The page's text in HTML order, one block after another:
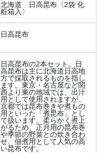
北海道 日高昆布〈2袋 化
粧箱入〉
日高昆布
日高昆布の2本セット。日
高昆布は主に北海道日高地
方で採取されるものを指し
ます。東京・名古屋など関
西より東の地域では、出汁
用として使用されますが、
京都では昆布巻きや煮もの
用といった「煮昆布」とし
て扱います。柔らかく煮上
がるため、正月用の昆布巻
や季節の野菜との炊き合わ
せ、佃煮用として人気の高
い昆布です。